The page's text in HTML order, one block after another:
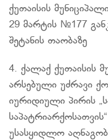
ქუთაისის
29 მარტის №177
შეტანის თაობაზე
4. ქალაქ ქუთაისის
არსებული უძრავი
იურიდიული პირის
საპატრიარქოსათვის
უსასყიდლო